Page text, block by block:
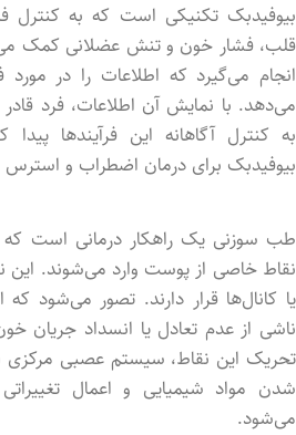
بیوفیدبک تکنیکی است که به کنترل
قلب، فشار خون و تنش عضلانی کمک
انجام می‌گیرد که اطلاعات را در مورد
می‌دهد. با نمایش آن اطلاعات، فرد
به کنترل آگاهانه این فرآیندها
بیوفیدبک برای درمان اضطراب و
طب سوزنی یک راهکار درمانی است
نقاط خاصی از پوست وارد می‌شوند. این
یا کانال‌ها قرار دارند. تصور می‌شود
ناشی از عدم تعادل یا انسداد جریان
تحریک این نقاط، سیستم عصبی مرکزی
شد‌ن مواد شیمیایی و اعمال
می‌شود.